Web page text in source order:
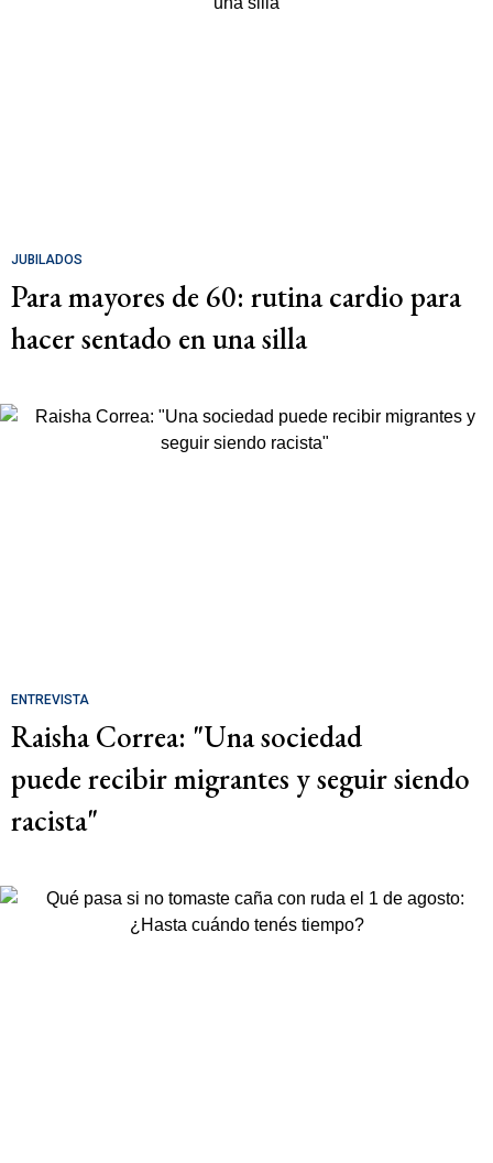
JUBILADOS
Para mayores de 60: rutina cardio para
hacer sentado en una silla
ENTREVISTA
Raisha Correa: "Una sociedad
puede recibir migrantes y seguir siendo
racista"